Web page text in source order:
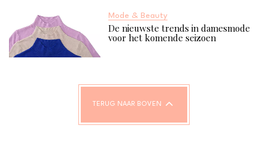
Mode & Beauty
De nieuwste trends in damesmode
voor het komende seizoen
TERUG NAAR BOVEN